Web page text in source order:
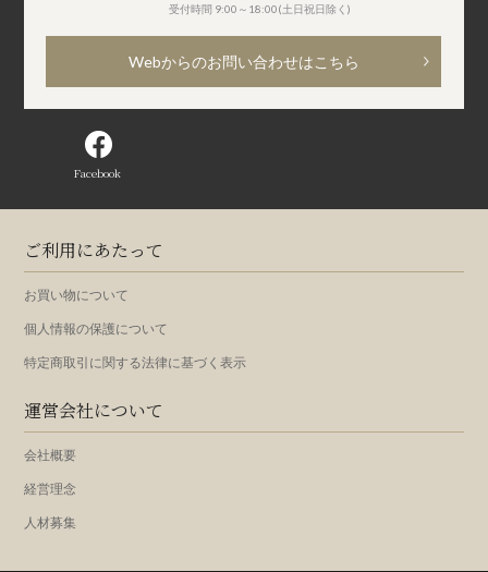
受付時間 9:00～18:00(土日祝日除く)
Webからのお問い合わせはこちら
Facebook
ご利用にあたって
お買い物について
個人情報の保護について
特定商取引に関する法律に基づく表示
運営会社について
会社概要
経営理念
人材募集